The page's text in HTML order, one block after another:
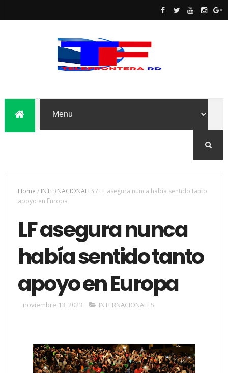
Home / INTERNACIONALES/ LF asegura nunca había sentido tanto
apoyo en Europa
LF asegura nunca
había sentido tanto
apoyo en Europa
noviembre 13, 2023 INTERNACIONALES